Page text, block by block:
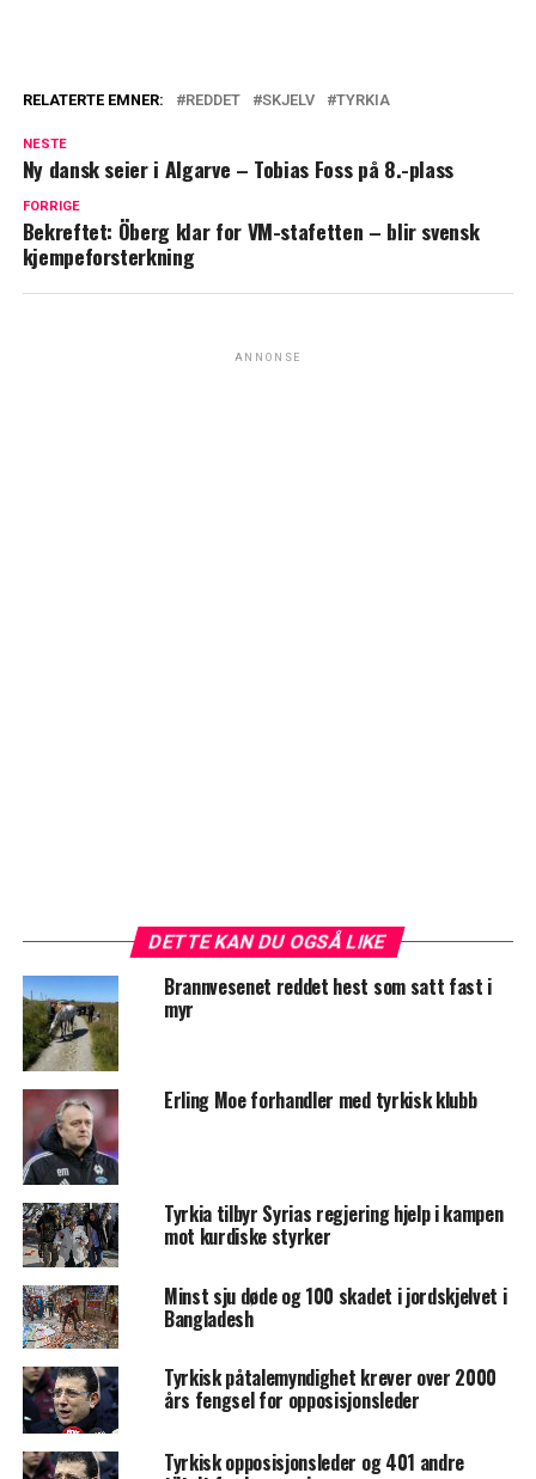
RELATERTE EMNER: REDDET SKJELV TYRKIA
NESTE
Ny dansk seier i Algarve – Tobias Foss på 8.-plass
FORRIGE
Bekreftet: Öberg klar for VM-stafetten – blir svensk
kjempeforsterkning
ANNONSE
DETTE KAN DU OGSÅ LIKE
Brannvesenet reddet hest som satt fast i
myr
Erling Moe forhandler med tyrkisk klubb
Tyrkia tilbyr Syrias regjering hjelp i kampen
mot kurdiske styrker
Minst sju døde og 100 skadet i jordskjelvet i
Bangladesh
Tyrkisk påtalemyndighet krever over 2000
års fengsel for opposisjonsleder
Tyrkisk opposisjonsleder og 401 andre